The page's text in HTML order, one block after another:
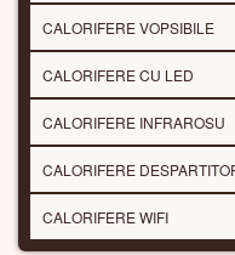
CALORIFERE VOPSIBILE
CALORIFERE CU LED
CALORIFERE INFRAROSU
CALORIFERE
CALORIFERE WIFI